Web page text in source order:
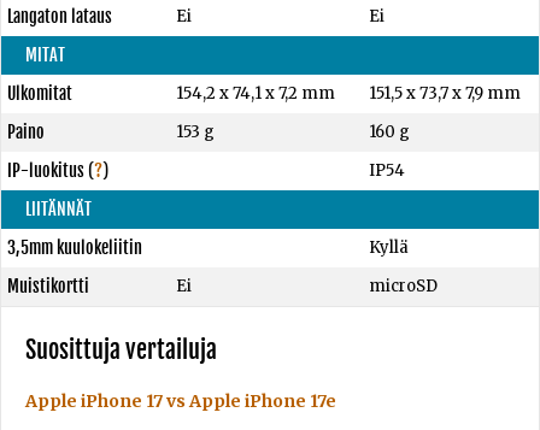
Langaton lataus
Ei
Ei
MITAT
Ulkomitat
154,2 x 74,1 x 7,2 mm
151,5 x 73,7 x 7,9 mm
Paino
153 g
160 g
IP-luokitus(?)
IP54
LIITÄNNÄT
3,5mm kuulokeliitin
Kyllä
Muistikortti
Ei microSD
Suosittuja vertailuja
Apple iPhone 17 vs Apple iPhone 17e